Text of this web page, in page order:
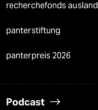
recherchefonds ausland
panterstiftung
panterpreis 2026
Podcast